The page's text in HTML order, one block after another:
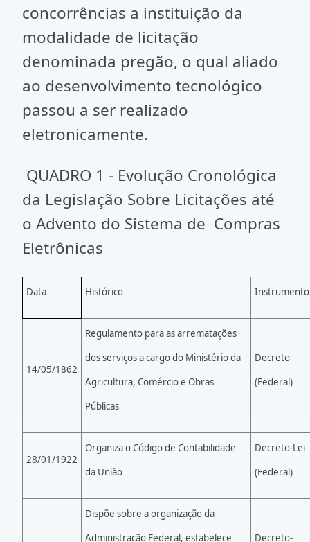
concorrências a instituição da
modalidade de licitação
denominada pregão, o qual aliado
ao desenvolvimento tecnológico
passou a ser realizado
eletronicamente.
QUADRO 1 - Evolução Cronológica
da Legislação Sobre Licitações até
o Advento do Sistema de Compras
Eletrônicas
Data Histórico Instrumento
14/05/1862
Regulamento para as arrematações
dos serviços a cargo do Ministério da
Agricultura, Comércio e Obras
Públicas
Decreto
(Federal)
28/01/1922
Organiza o Código de Contabilidade
da União
Decreto-Lei
(Federal)
Dispõe sobre a organização da
Administração Federal, estabelece
Decreto-